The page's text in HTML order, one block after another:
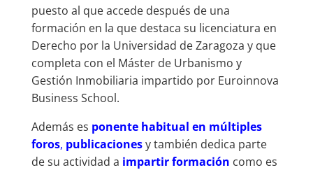
puesto al que accede después de una
formación en la que destaca su licenciatura en
Derecho por la Universidad de Zaragoza y que
completa con el Máster de Urbanismo y
Gestión Inmobiliaria impartido por Euroinnova
Business School.
Además es ponente habitual en múltiples
foros, publicacionesy también dedica parte
de su actividad a impartir formación como es